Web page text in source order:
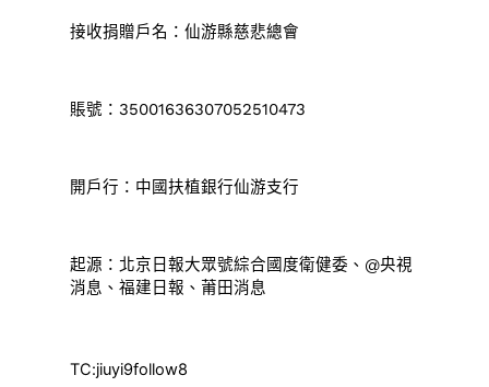
接收捐贈戶名：仙游縣慈悲總會
賬號：35001636307052510473
開戶行：中國扶植銀行仙游支行
起源：北京日報大眾號綜合國度衛健委、@央視
消息、福建日報、莆田消息
TC:jiuyi9follow8